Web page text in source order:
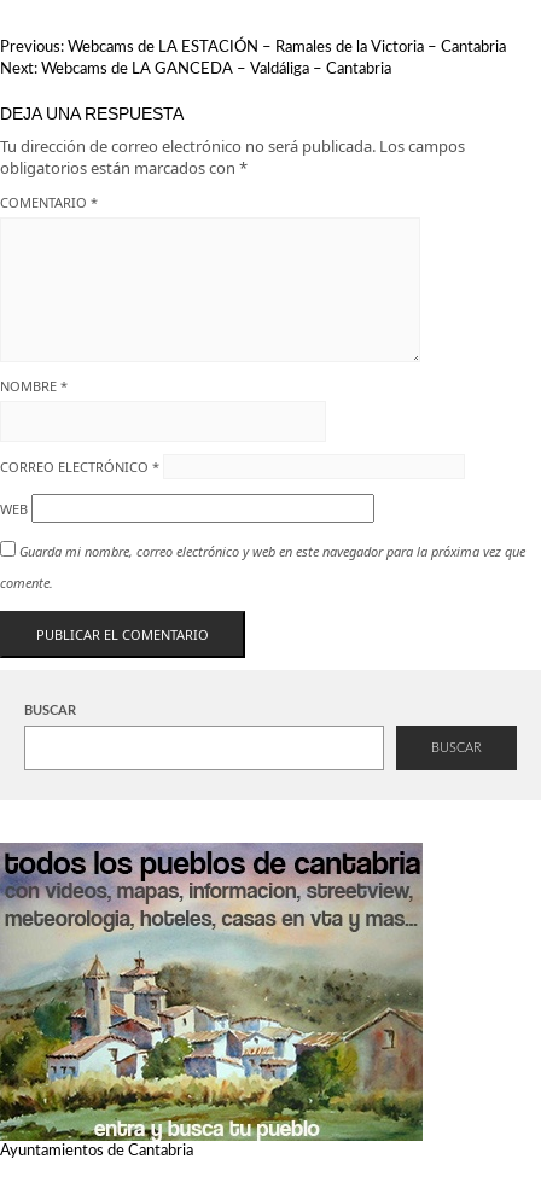
NAVEGACIÓN
DE
Previous: Webcams de LA ESTACIÓN – Ramales de la Victoria – Cantabria
Next: Webcams de LA GANCEDA – Valdáliga – Cantabria
DEJA UNA RESPUESTA
Tu dirección de correo electrónico no será publicada. Los campos
obligatorios están marcados con *
COMENTARIO *
NOMBRE *
CORREO ELECTRÓNICO *
WEB
Guarda mi nombre, correo electrónico y web en este navegador para la próxima vez que
comente.
BUSCAR
BUSCAR
Ayuntamientos de Cantabria